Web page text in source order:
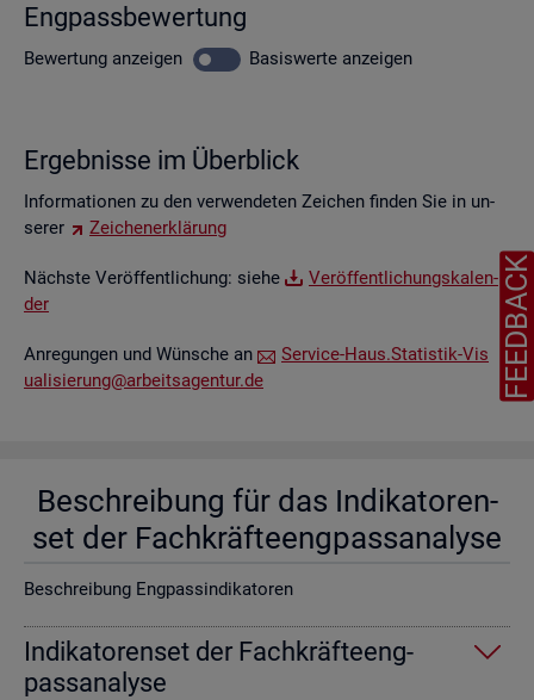
Eng­pass­be­wer­tung
Be­wer­tung an­zei­gen Ba­sis­wer­te an­zei­gen
Er­geb­nis­se im Über­blick
In­for­ma­tio­nen zu den ver­wen­de­ten Zei­chen fin­den Sie in un­
se­rer
Zei­chen­er­klä­rung
Nächs­te Ver­öf­fent­li­chung: siehe
Ver­öf­fent­li­chungs­ka­len­
der
An­re­gun­gen und Wün­sche an
Ser­vice-Haus.​Statistik-​Vis​
uali​sier​ung@​arb​eits​agen​tur.​de
Be­schrei­bung für das In­di­ka­to­ren­
set der Fach­kräf­te­eng­pass­ana­ly­se
Be­schrei­bung Eng­pas­sin­di­ka­to­ren
In­di­ka­to­ren­set der Fach­kräf­te­eng­
pass­ana­ly­se
FEEDBACK